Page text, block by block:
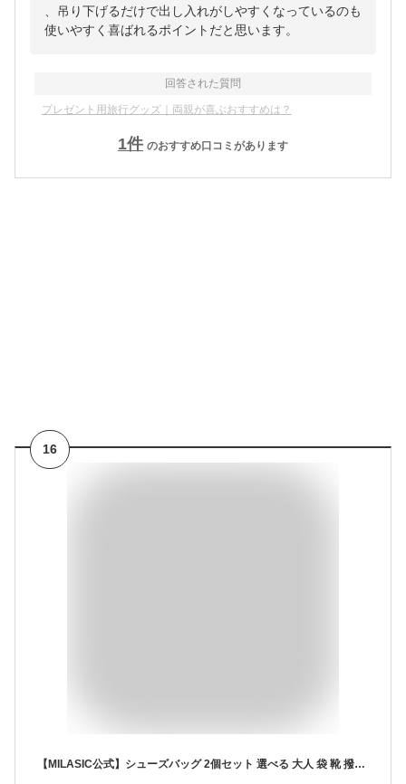
、吊り下げるだけで出し入れがしやすくなっているのも
使いやすく喜ばれるポイントだと思います。
回答された質問
プレゼント用旅行グッズ｜両親が喜ぶおすすめは？
1件 のおすすめ口コミがあります
16
【MILASIC公式】シューズバッグ 2個セット 選べる 大人 袋 靴 撥水 インナーバッグ 小物 シューズ 収納 ヒール シューズ入れ 靴袋 上履き 体育館靴 スパイク ファスナー ポーチ 持ち運び メンズ レディース 小学生 持ち運び 軽い 旅行 グッズ アウトドア レジャー